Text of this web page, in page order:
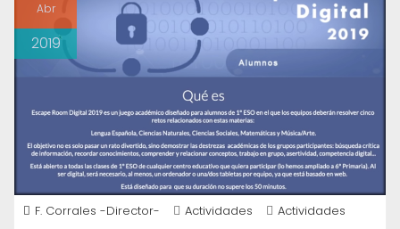
Abr
2019
F. Corrales -Director- Actividades Actividades